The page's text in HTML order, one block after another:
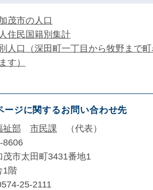
茂市の人口
住民国籍別集計
人口（深田町一丁目から牧野まで
す）
ージに関するお問い合わせ先
祉部
市民課
代表
8606
茂市太田町3431番地1
1階
25-2111